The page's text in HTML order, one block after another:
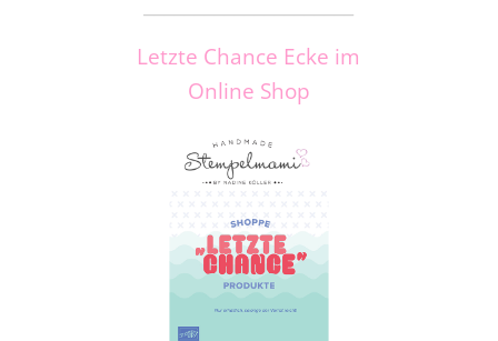
Letzte Chance Ecke im
Online Shop